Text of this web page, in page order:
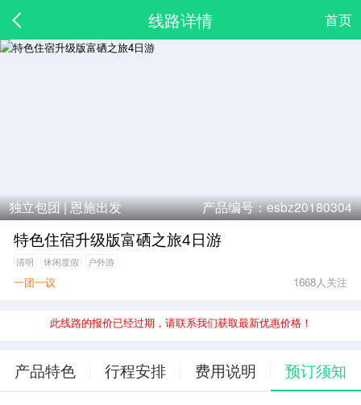
线路详情 首页
独立包团 |恩施出发 产品编号：esbz20180304
特色住宿升级版富硒之旅4日游
清明 休闲度假 户外游
一团一议 1668人关注
此线路的报价已经过期，请联系我们获取最新优惠价格！
产品特色 行程安排 费用说明 预订须知